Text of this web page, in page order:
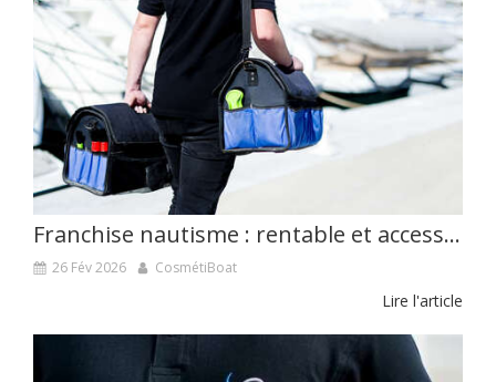
Franchise nautisme : rentable et accessible, la solution CosmétiBoat
26 Fév 2026 CosmétiBoat
Lire l'article